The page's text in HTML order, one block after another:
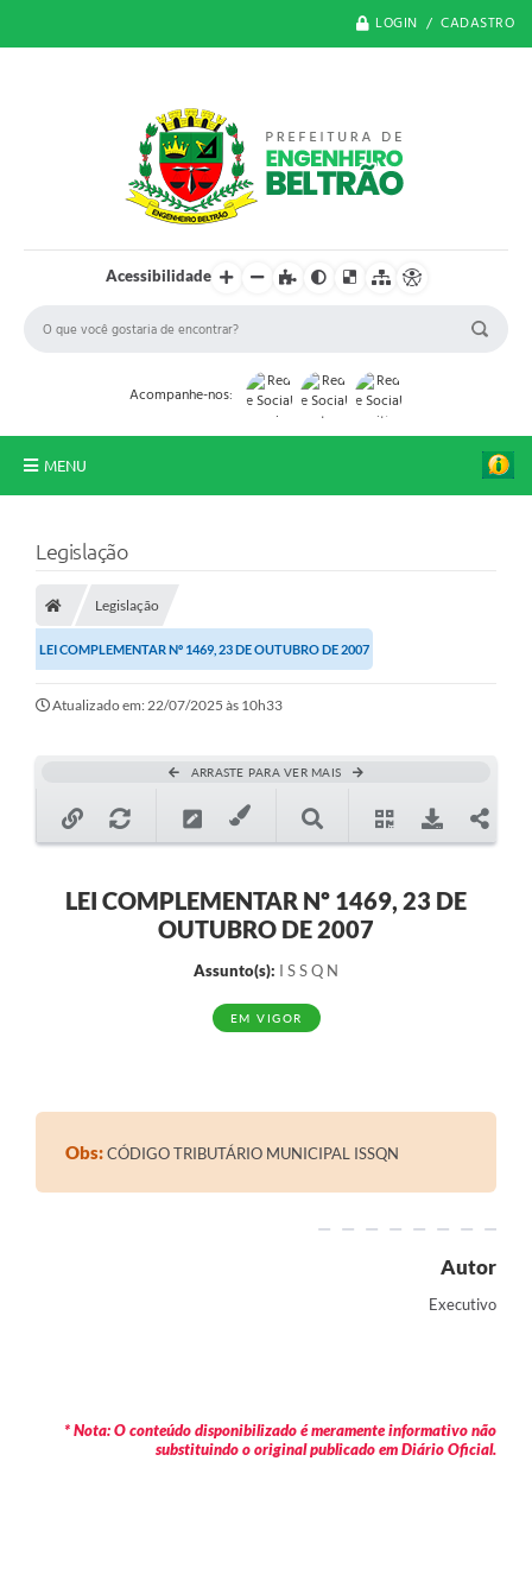
LOGIN / CADASTRO
Acessibilidade
Acompanhe-nos:
MENU
Transparência
Legislação
Editais
Covid-19 / Vacinação
Secretarias
A Prefeitura
Legislação
Legislação
LEI COMPLEMENTAR Nº 1469, 23 DE OUTUBRO DE 2007
Atualizado em: 22/07/2025 às 10h33
ARRASTE PARA VER MAIS
LEI COMPLEMENTAR Nº 1469, 23 DE
OUTUBRO DE 2007
Assunto(s): I S S Q N
EM VIGOR
Obs:CÓDIGO TRIBUTÁRIO MUNICIPAL ISSQN
Autor
Executivo
* Nota: O conteúdo disponibilizado é meramente informativo não
substituindo o original publicado em Diário Oficial.